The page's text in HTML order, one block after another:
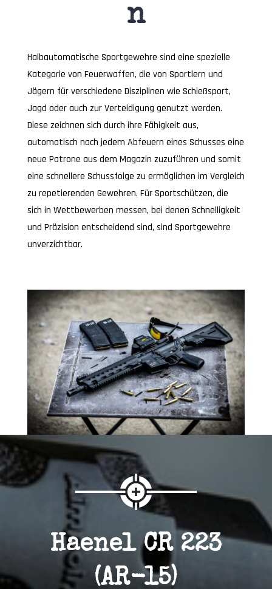
n
Halbautomatische Sportgewehre sind eine spezielle
Kategorie von Feuerwaffen, die von Sportlern und
Jägern für verschiedene Disziplinen wie Schießsport,
Jagd oder auch zur Verteidigung genutzt werden.
Diese zeichnen sich durch ihre Fähigkeit aus,
automatisch nach jedem Abfeuern eines Schusses eine
neue Patrone aus dem Magazin zuzuführen und somit
eine schnellere Schussfolge zu ermöglichen im Vergleich
zu repetierenden Gewehren. Für Sportschützen, die
sich in Wettbewerben messen, bei denen Schnelligkeit
und Präzision entscheidend sind, sind Sportgewehre
unverzichtbar.
Haenel CR 223
(AR-15)